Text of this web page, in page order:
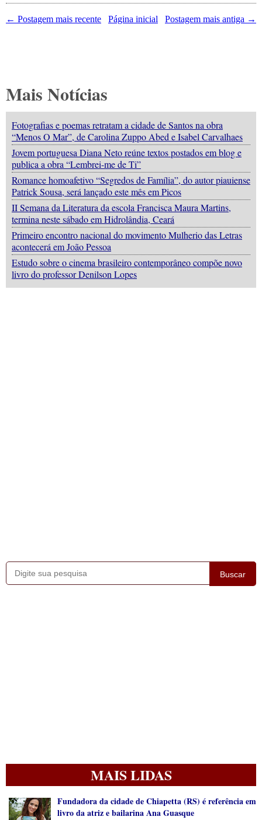
← Postagem mais recente Postagem mais antiga →
Página inicial
Mais Notícias
Fotografias e poemas retratam a cidade de Santos na obra
“Menos O Mar”, de Carolina Zuppo Abed e Isabel Carvalhaes
Jovem portuguesa Diana Neto reúne textos postados em blog e
publica a obra “Lembrei-me de Ti”
Romance homoafetivo “Segredos de Família”, do autor piauiense
Patrick Sousa, será lançado este mês em Picos
II Semana da Literatura da escola Francisca Maura Martins,
termina neste sábado em Hidrolândia, Ceará
Primeiro encontro nacional do movimento Mulherio das Letras
acontecerá em João Pessoa
Estudo sobre o cinema brasileiro contemporâneo compõe novo
livro do professor Denilson Lopes
Buscar
MAIS LIDAS
Fundadora da cidade de Chiapetta (RS) é referência em
livro da atriz e bailarina Ana Guasque